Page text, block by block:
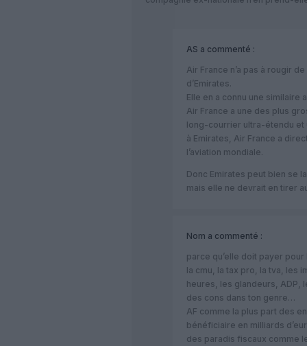
AS a commenté :
Air France n’a pas à rougir
d’Emirates.
Elle en a connu une similaire
Air France a une des plus
long-courrier ultra-étendu et
à Emirates, Air France a
l’aviation mondiale.
Donc Emirates peut bien se
mais elle ne devrait en tirer
Nom a commenté :
parce qu’elle doit payer
la cmu, la tax pro, la tva, les
heures, les glandeurs, ADP,
des cons dans ton genre…
AF comme la plus part des
bénéficiaire en milliards
des paradis fiscaux comme